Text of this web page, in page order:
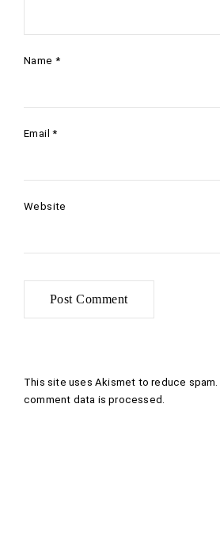
Name *
Email*
Website
This site uses Akismet to reduce spam.
comment data is processed .